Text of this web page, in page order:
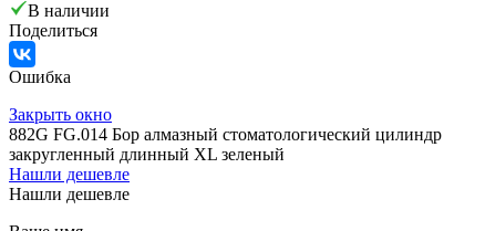
В наличии
Поделиться
Ошибка
Закрыть окно
882G FG.014 Бор алмазный стоматологический цилиндр
закругленный длинный XL зеленый
Нашли дешевле
Нашли дешевле